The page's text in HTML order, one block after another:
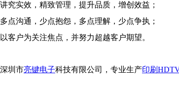
讲究实效，精致管理，提升品质，增创效益；
多点沟通，少点抱怨，多点理解，少点争执；
以客户为关注焦点，并努力超越客户期望。
深圳市亮键电子科技有限公司，专业生产印刷